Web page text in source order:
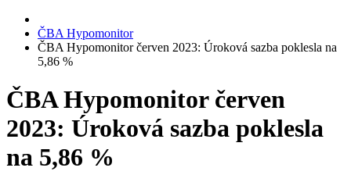
ČBA Hypomonitor
ČBA Hypomonitor červen 2023: Úroková sazba poklesla na
5,86 %
ČBA Hypomonitor červen
2023: Úroková sazba poklesla
na 5,86 %